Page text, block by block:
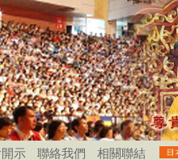
示 聯絡我們 相關聯結